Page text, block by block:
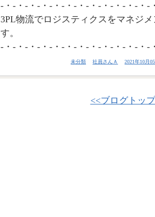
-・-・-・-・-・-・-・-・-・-・-・-・-
3PL物流でロジスティクスをマネジ
す。
-・-・-・-・-・-・-・-・-・-・-・-・-
未分類 社員さんＡ 2021年10月
<<ブログトッ